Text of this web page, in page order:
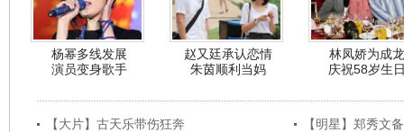
杨幂多线发展
演员变身歌手
赵又廷承认恋情
朱茵顺利当妈
林凤娇为成龙
庆祝58岁生
【大片】古天乐带伤狂奔
【明星】郑秀文